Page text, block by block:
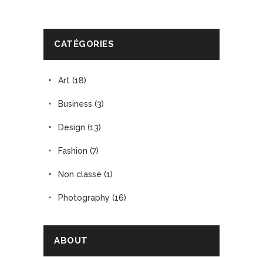
CATÉGORIES
Art (18)
Business (3)
Design (13)
Fashion (7)
Non classé (1)
Photography (16)
ABOUT